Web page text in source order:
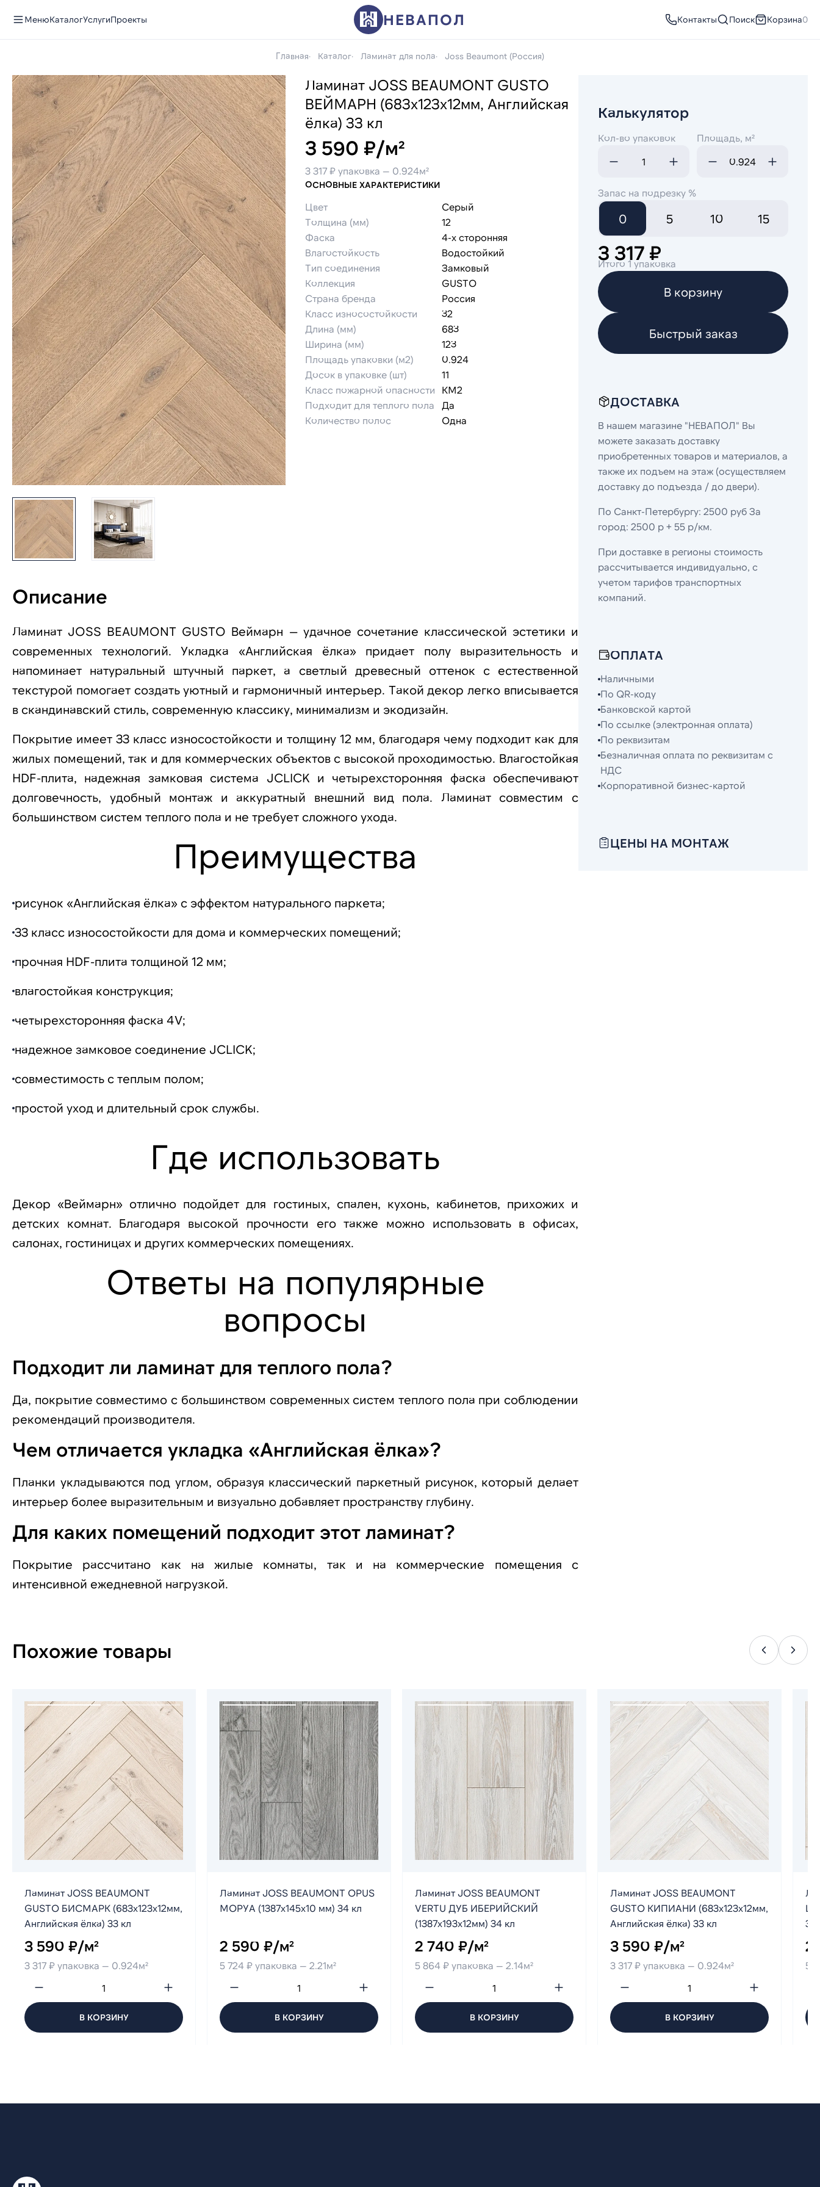
МенюКаталогУслугиПроекты НЕВАПОЛ Контакты Поиск Корзина0
Главная Каталог Ламинат для пола Joss Beaumont (Россия)
Ламинат JOSS BEAUMONT GUSTO
ВЕЙМАРН (683х123х12мм, Английская
ёлка) 33 кл
3 590 ₽/м²
3 317 ₽ упаковка — 0.924м²
ОСНОВНЫЕ ХАРАКТЕРИСТИКИ
Цвет
Серый
Толщина (мм)
12
Фаска
4-х сторонняя
Влагостойкость
Водостойкий
Тип соединения
Замковый
Коллекция
GUSTO
Страна бренда
Россия
Класс износостойкости
32
Длина (мм)
683
Ширина (мм)
123
Площадь упаковки (м2)
0.924
Досок в упаковке (шт)
11
Класс пожарной опасности
КМ2
Подходит для теплого пола
Да
Количество полос
Одна
Описание
Ламинат JOSS BEAUMONT GUSTO Веймарн — удачное сочетание классической эстетики и
современных технологий. Укладка «Английская ёлка» придает полу выразительность и
напоминает натуральный штучный паркет, а светлый древесный оттенок с естественной
текстурой помогает создать уютный и гармоничный интерьер. Такой декор легко вписывается
в скандинавский стиль, современную классику, минимализм и экодизайн.
Покрытие имеет 33 класс износостойкости и толщину 12 мм, благодаря чему подходит как для
жилых помещений, так и для коммерческих объектов с высокой проходимостью. Влагостойкая
HDF-плита, надежная замковая система JCLICK и четырехсторонняя фаска обеспечивают
долговечность, удобный монтаж и аккуратный внешний вид пола. Ламинат совместим с
большинством систем теплого пола и не требует сложного ухода.
Преимущества
рисунок «Английская ёлка» с эффектом натурального паркета;
33 класс износостойкости для дома и коммерческих помещений;
прочная HDF-плита толщиной 12 мм;
влагостойкая конструкция;
четырехсторонняя фаска 4V;
надежное замковое соединение JCLICK;
совместимость с теплым полом;
простой уход и длительный срок службы.
Где использовать
Декор «Веймарн» отлично подойдет для гостиных, спален, кухонь, кабинетов, прихожих и
детских комнат. Благодаря высокой прочности его также можно использовать в офисах,
салонах, гостиницах и других коммерческих помещениях.
Ответы на популярные
вопросы
Подходит ли ламинат для теплого пола?
Да, покрытие совместимо с большинством современных систем теплого пола при соблюдении
рекомендаций производителя.
Чем отличается укладка «Английская ёлка»?
Планки укладываются под углом, образуя классический паркетный рисунок, который делает
интерьер более выразительным и визуально добавляет пространству глубину.
Для каких помещений подходит этот ламинат?
Покрытие рассчитано как на жилые комнаты, так и на коммерческие помещения с
интенсивной ежедневной нагрузкой.
Калькулятор
Кол-во упаковок Площадь, м²
Запас на подрезку %
0 5 10 15
3 317 ₽
Итого 1 упаковка
В корзину
Быстрый заказ
ДОСТАВКА
В нашем магазине "НЕВАПОЛ" Вы
можете заказать доставку
приобретенных товаров и материалов, а
также их подъем на этаж (осуществляем
доставку до подъезда / до двери).
По Санкт-Петербургу: 2500 руб За
город: 2500 р + 55 р/км.
При доставке в регионы стоимость
рассчитывается индивидуально, с
учетом тарифов транспортных
компаний.
ОПЛАТА
Наличными
По QR-коду
Банковской картой
По ссылке (электронная оплата)
По реквизитам
Безналичная оплата по реквизитам с
НДС
Корпоративной бизнес-картой
ЦЕНЫ НА МОНТАЖ
Похожие товары
Ламинат JOSS BEAUMONT
GUSTO БИСМАРК (683х123х12мм,
Английская ёлка) 33 кл
3 590 ₽/м²
3 317 ₽ упаковка — 0.924м²
В КОРЗИНУ
Ламинат JOSS BEAUMONT OPUS
МОРУА (1387х145х10 мм) 34 кл
2 590 ₽/м²
5 724 ₽ упаковка — 2.21м²
В КОРЗИНУ
Ламинат JOSS BEAUMONT
VERTU ДУБ ИБЕРИЙСКИЙ
(1387х193х12мм) 34 кл
2 740 ₽/м²
5 864 ₽ упаковка — 2.14м²
В КОРЗИНУ
Ламинат JOSS BEAUMONT
GUSTO КИПИАНИ (683х123х12мм,
Английская ёлка) 33 кл
3 590 ₽/м²
3 317 ₽ упаковка — 0.924м²
В КОРЗИНУ
33
2
5